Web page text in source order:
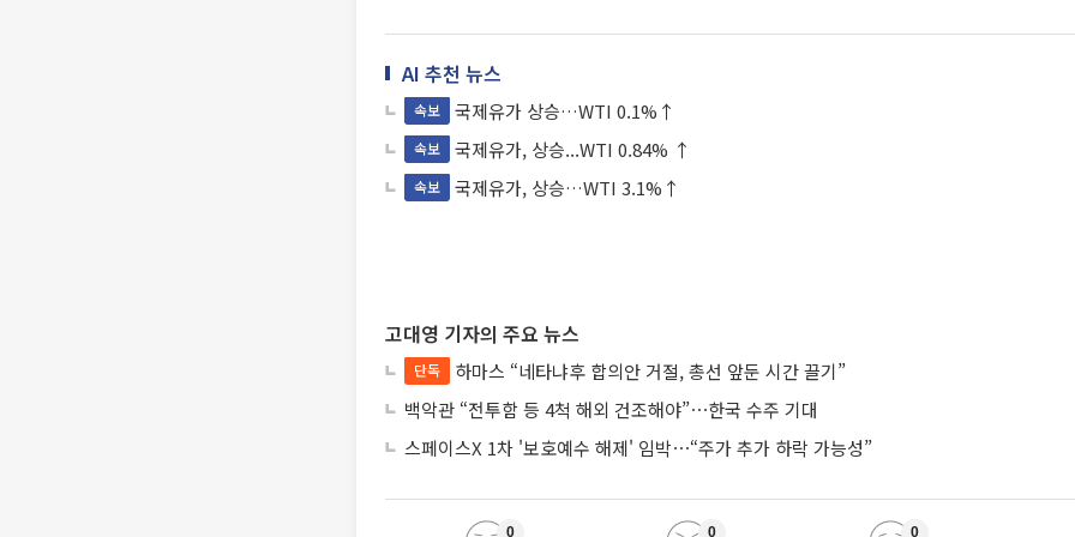
AI 추천 뉴스
속보 국제유가 상승…WTI 0.1%↑
속보 국제유가, 상승...WTI 0.84% ↑
속보 국제유가, 상승…WTI 3.1%↑
고대영 기자의 주요 뉴스
단독
하마스 “네타냐후 합의안 거절, 총선 앞둔 시간 끌기”
백악관 “전투함 등 4척 해외 건조해야”⋯한국 수주 기대
스페이스X 1차 '보호예수 해제' 임박⋯“주가 추가 하락 가능성”
0 0 0